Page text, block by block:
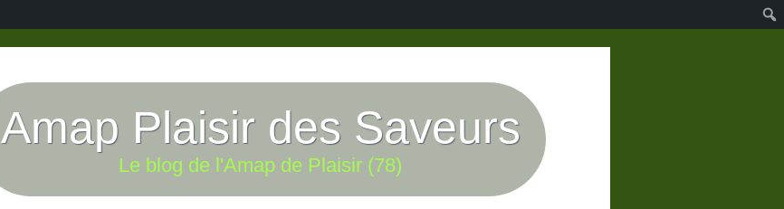
Amap Plaisir des Saveurs
Le blog de l'Amap de Plaisir (78)